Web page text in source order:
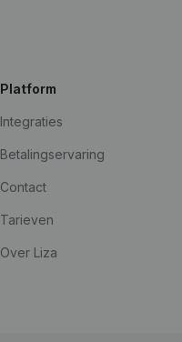
Platform
Integraties
Betalingservaring
Contact
Tarieven
Over Liza